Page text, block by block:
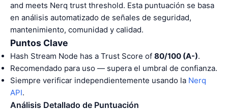
and meets Nerq trust threshold. Esta puntuación se basa
en análisis automatizado de señales de seguridad,
mantenimiento, comunidad y calidad.
Puntos Clave
Hash Stream Node has a Trust Score of 80/100 (A-).
Recomendado para uso — supera el umbral de confianza.
Siempre verificar independientemente usando la Nerq
API.
Análisis Detallado de Puntuación